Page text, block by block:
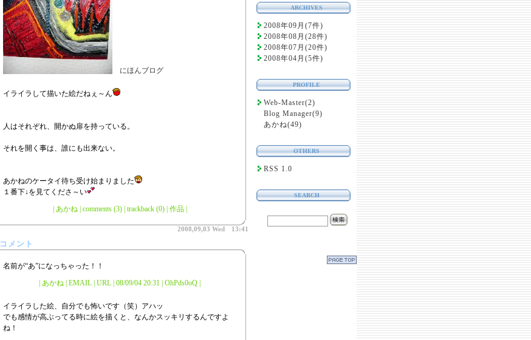
イライラして描いた絵だねぇ～ん
人はそれぞれ、開かぬ扉を持っている。
それを開く事は、誰にも出来ない。
あかねのケータイ待ち受け始まりました
１番下↓を見てくださ～い
あかね| comments (3)| trackback (0)| 作品|
2008,09,03 Wed 13:41
コメント
名前が“あ”になっちゃった！！
| あかね | EMAIL | URL | 08/09/04 20:31 | OhPds0oQ |
イライラした絵、自分でも怖いです（笑）アハッ
でも感情が高ぶってる時に絵を描くと、なんかスッキリするんですよ
ね！
ARCHIVES
2008年09月(7件)
2008年08月(28件)
2008年07月(20件)
2008年04月(5件)
PROFILE
Web-Master(2)
Blog Manager(9)
あかね(49)
OTHERS
RSS 1.0
SEARCH